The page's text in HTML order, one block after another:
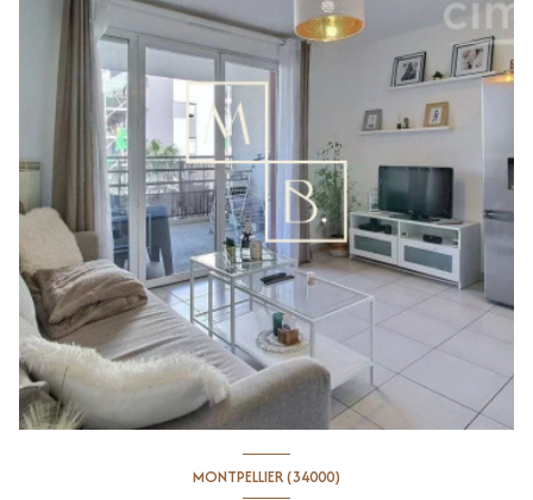
MONTPELLIER (34000)